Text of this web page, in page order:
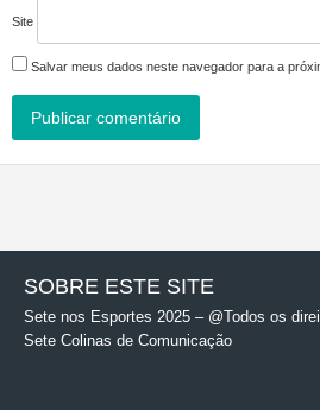
Site
Salvar meus dados neste navegador para a
SOBRE ESTE SITE
Sete nos Esportes 2025 – @Todos os
Sete Colinas de Comunicação